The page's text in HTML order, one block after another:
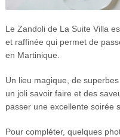
Le Zandoli de La Suite Villa
et raffinée qui permet de
en Martinique.
Un lieu magique, de
un joli savoir faire et des
passer une excellente soirée
Pour compléter, quelques